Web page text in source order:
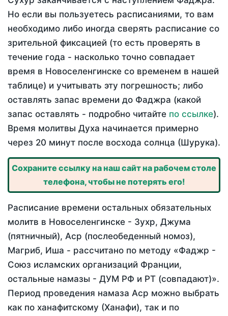
Но если вы пользуетесь расписаниями, то вам
необходимо либо иногда сверять расписание со
зрительной фиксацией (то есть проверять в
течение года - насколько точно совпадает
время в Новоселенгинске со временем в нашей
таблице) и учитывать эту погрешность; либо
оставлять запас времени до Фаджра (какой
запас оставлять - подробно читайте по ссылке).
Время молитвы Духа начинается примерно
через 20 минут после восхода солнца (Шурука).
Сохраните ссылку на наш сайт на рабочем столе
телефона, чтобы не потерять его!
Расписание времени остальных обязательных
молитв в Новоселенгинске - Зухр, Джума
(пятничный), Аср (послеобеденный номоз),
Магриб, Иша - рассчитано по методу «Фаджр -
Союз исламских организаций Франции,
остальные намазы - ДУМ РФ и РТ (совпадают)».
Период проведения намаза Аср можно выбрать
как по ханафитскому (Ханафи), так и по